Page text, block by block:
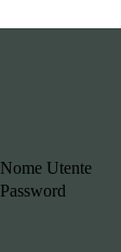
Nome Utente
Password